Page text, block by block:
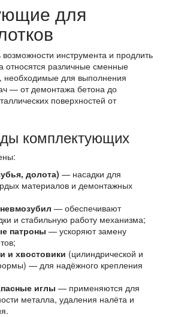
для
инструмента и продлить
относятся различные сменные
необходимые для выполнения
— от демонтажа бетона до
поверхностей от
комплектующих
долота) — насадки для
материалов и демонтажных
— обеспечивают
и стабильную работу механизма;
патроны — ускоряют замену
и хвостовики (цилиндрической и
— для надёжного крепления
иглы — применяются для
металла, удаления налёта и